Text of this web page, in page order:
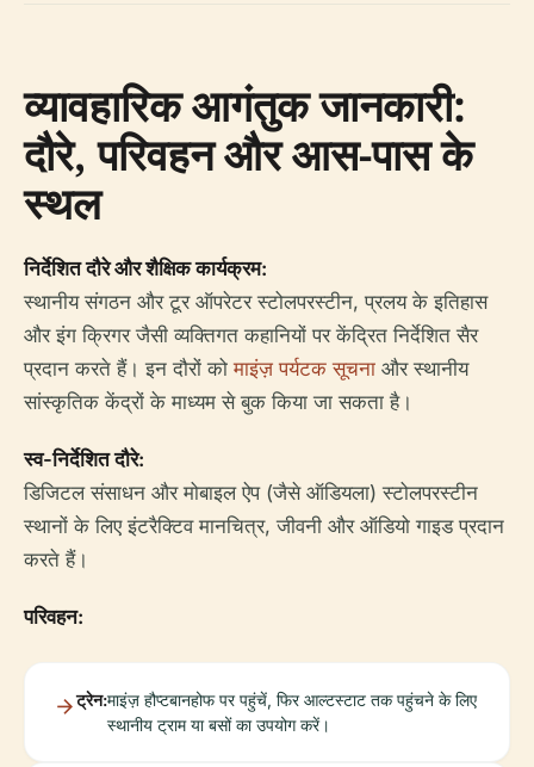
व्यावहारिक आगंतुक जानकारी:
दौरे, परिवहन और आस-पास के
स्थल
निर्देशित दौरे और शैक्षिक कार्यक्रम:
स्थानीय संगठन और टूर ऑपरेटर स्टोलपरस्टीन, प्रलय के इतिहास
और इंग क्रिगर जैसी व्यक्तिगत कहानियों पर केंद्रित निर्देशित सैर
प्रदान करते हैं। इन दौरों कोमाइंज़ पर्यटक सूचना और स्थानीय
सांस्कृतिक केंद्रों के माध्यम से बुक किया जा सकता है।
स्व-निर्देशित दौरे:
डिजिटल संसाधन और मोबाइल ऐप (जैसे ऑडियला) स्टोलपरस्टीन
स्थानों के लिए इंटरैक्टिव मानचित्र, जीवनी और ऑडियो गाइड प्रदान
करते हैं।
परिवहन:
ट्रेन:माइंज़ हौप्टबानहोफ पर पहुंचें, फिर आल्टस्टाट तक पहुंचने के लिए
स्थानीय ट्राम या बसों का उपयोग करें।